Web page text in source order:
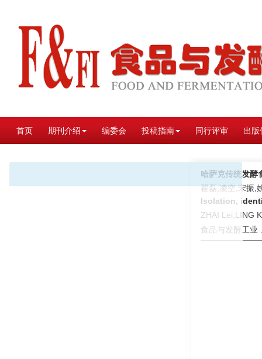
首页 期刊介绍 编委会 投稿指南 同行评审 出版
哈萨克传统发酵
翟磊,凌空,宋振,
Isolation,
ZHAI Lei,LING
食品与发酵工业